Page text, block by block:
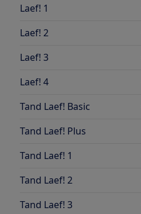
Laef! 1
Laef! 2
Laef! 3
Laef! 4
Tand Laef! Basic
Tand Laef! Plus
Tand Laef! 1
Tand Laef! 2
Tand Laef! 3